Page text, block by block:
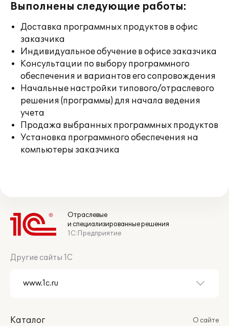
Выполнены следующие работы:
Доставка программных продуктов в офис
заказчика
Индивидуальное обучение в офисе заказчика
Консультации по выбору программного
обеспечения и вариантов его сопровождения
Начальные настройки типового/отраслевого
решения (программы) для начала ведения
учета
Продажа выбранных программных продуктов
Установка программного обеспечения на
компьютеры заказчика
Отраслевые
и специализированные решения
1С:Предприятие
Другие сайты 1С
Каталог
О сайте